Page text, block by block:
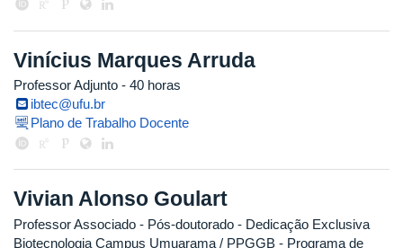
Vinícius Marques Arruda
Professor Adjunto - 40 horas
ibtec@ufu.br
Plano de Trabalho Docente
Vivian Alonso Goulart
Professor Associado - Pós-doutorado - Dedicação Exclusiva
Biotecnologia Campus Umuarama / PPGGB - Programa de